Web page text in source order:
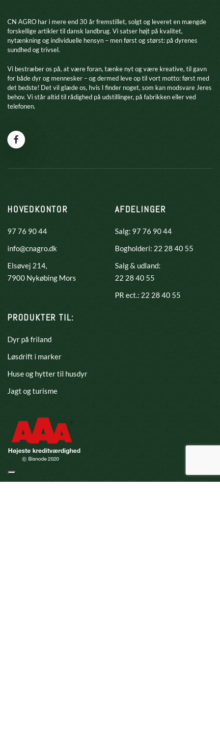
CN AGRO har i mere end 30 år fremstillet, solgt og leveret en mængde
forskellige artikler til dansk landbrug. Vi satser højt på kvalitet,
nytænkning og individuelle hensyn – men først og størst: på dyrenes
sundhed og trivsel.
​Vi bestræber os på, at være foran, tænke nyt og være kreative, til gavn
for både dyr og mennesker – og dermed leve op til vort motto: først med
det bedste! Det vil glæde os, hvis I finder noget, som kan modsvare Jeres
behov. Vi står altid til rådighed på udstillinger, på fabrikken eller ved
telefonen.
HOVEDKONTOR
97 76 90 44
info@cnagro.dk
Elsøvej 214,
​7900 Nykøbing Mors
AFDELINGER
Salg: 97 76 90 44
Bogholderi: 22 28 40 55
Salg & udland:
22 28 40 55
PR ect.: 22 28 40 55
PRODUKTER TIL:
Dyr på friland
Løsdrift i marker
Huse og hytter til husdyr
Jagt og turisme